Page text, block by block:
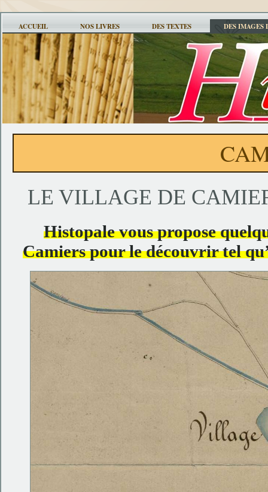
ACCUEIL NOS LIVRES DES TEXTES DES IMAGES
LE VILLAGE DE
Histopale vous propose
Camiers pour le découvrir tel